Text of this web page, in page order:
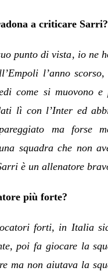
a criticare Sarri?
punto di vista, io ne
l’anno scorso,
come si muovono
lì con l’Inter ed
ma forse
squadra che non
è un allenatore
più forte?
forti, in Italia
poi fa giocare la
ma non aiutava la